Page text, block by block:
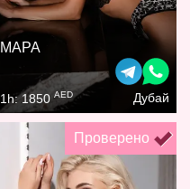
МАРА
1h: 1850 AED Дубай
Проверено